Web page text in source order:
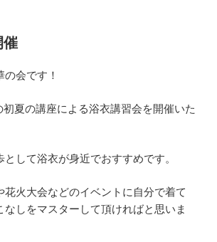
催
会です！
初夏の講座による浴衣講習会を開催いた
して浴衣が身近でおすすめです。
花火大会などのイベントに自分で着て
なしをマスターして頂ければと思いま